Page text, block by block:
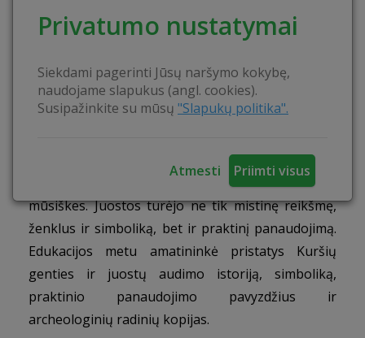
Privatumo nustatymai
Siekdami pagerinti Jūsų naršymo kokybę,
naudojame slapukus (angl. cookies).
Susipažinkite su mūsų "Slapukų politika".
Atmesti Priimti visus
Sudominti aplinkinius ilga ir turininga amato
Veiklos:Dalyvaudami edukacijoje n
praktiškai, bet ir teoriškai susipažinsite su audimo
visame pasaulyje staklių principas yra toks pat –
net ir tolimoje Japonijoje staklės yra panašios į
mūsiškes.Juostos turėjo ne tik mistinę reikšmę,
ženklus ir simboliką, bet ir praktinį panaudojimą.
Edukacijos metu amatininkė pristatys Kuršių
genties ir juostų audimo istoriją, simboliką,
praktinio panaudojimo pavyzdžius ir
archeologinių radinių kopijas.